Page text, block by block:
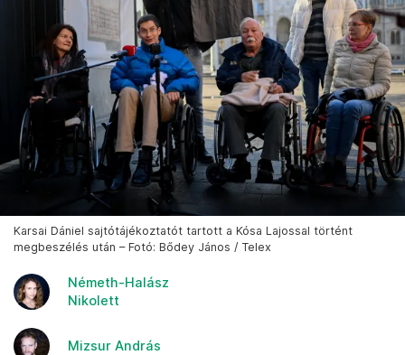
Karsai Dániel sajtótájékoztatót tartott a Kósa Lajossal történt
megbeszélés után – Fotó: Bődey János / Telex
Németh-Halász
Nikolett
Mizsur András